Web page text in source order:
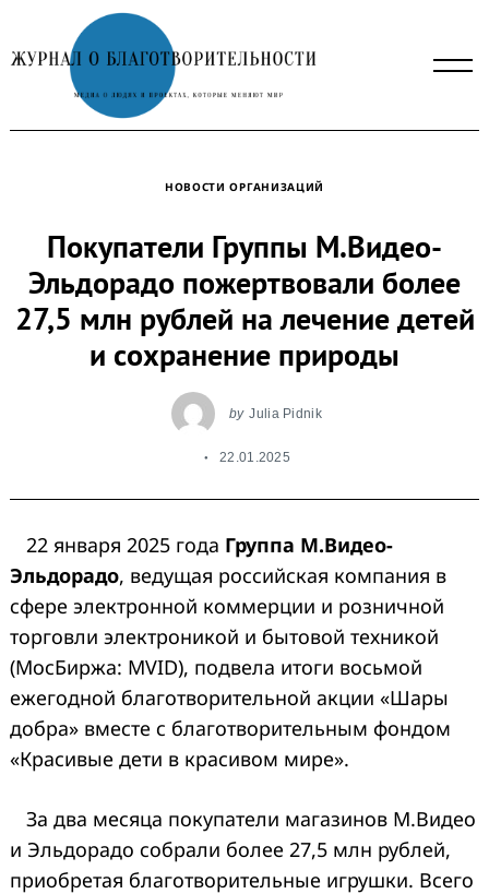
to
content
НОВОСТИ ОРГАНИЗАЦИЙ
Покупатели Группы М.Видео-
Эльдорадо пожертвовали более
27,5 млн рублей на лечение детей
и сохранение природы
by Julia Pidnik
22.01.2025
22 января 2025 года Группа М.Видео-
Эльдорадо, ведущая российская компания в
сфере электронной коммерции и розничной
торговли электроникой и бытовой техникой
(МосБиржа: MVID), подвела итоги восьмой
ежегодной благотворительной акции «Шары
добра» вместе с благотворительным фондом
«Красивые дети в красивом мире».
За два месяца покупатели магазинов М.Видео
и Эльдорадо собрали более 27,5 млн рублей,
приобретая благотворительные игрушки. Всего